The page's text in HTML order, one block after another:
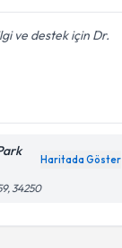
ve destek için Dr.
Haritada Göster
34250